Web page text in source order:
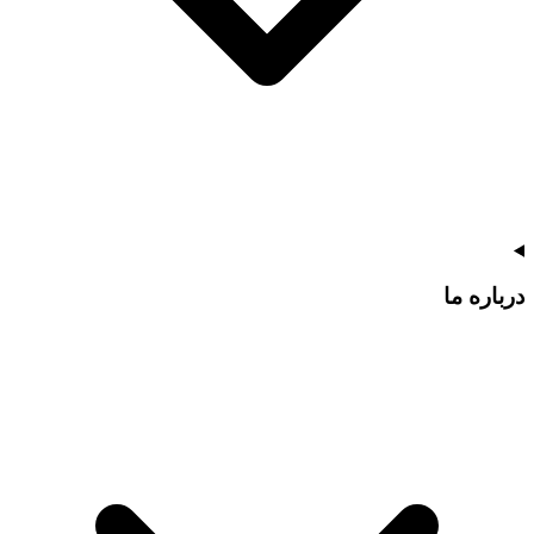
درباره ما